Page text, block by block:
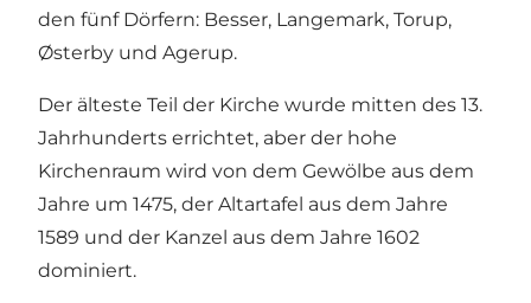
den fünf Dörfern: Besser, Langemark, Torup,
Østerby und Agerup.
Der älteste Teil der Kirche wurde mitten des 13.
Jahrhunderts errichtet, aber der hohe
Kirchenraum wird von dem Gewölbe aus dem
Jahre um 1475, der Altartafel aus dem Jahre
1589 und der Kanzel aus dem Jahre 1602
dominiert.